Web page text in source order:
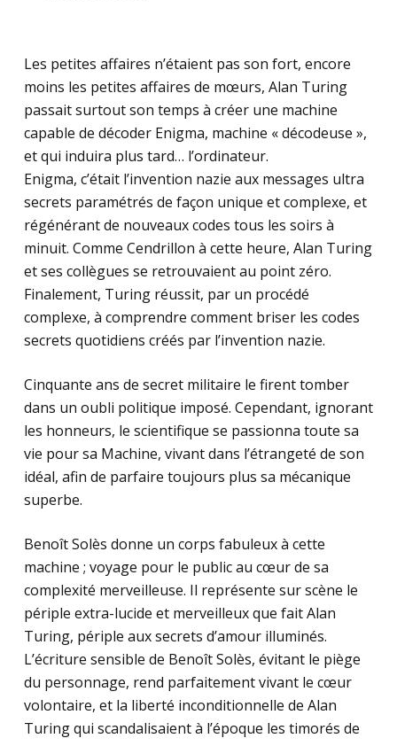
Les petites affaires n’étaient pas son fort, encore
moins les petites affaires de mœurs, Alan Turing
passait surtout son temps à créer une machine
capable de décoder Enigma, machine « décodeuse »,
et qui induira plus tard… l’ordinateur.
Enigma, c’était l’invention nazie aux messages ultra
secrets paramétrés de façon unique et complexe, et
régénérant de nouveaux codes tous les soirs à
minuit. Comme Cendrillon à cette heure, Alan Turing
et ses collègues se retrouvaient au point zéro.
Finalement, Turing réussit, par un procédé
complexe, à comprendre comment briser les codes
secrets quotidiens créés par l’invention nazie.
Cinquante ans de secret militaire le firent tomber
dans un oubli politique imposé. Cependant, ignorant
les honneurs, le scientifique se passionna toute sa
vie pour sa Machine, vivant dans l’étrangeté de son
idéal, afin de parfaire toujours plus sa mécanique
superbe.
Benoît Solès donne un corps fabuleux à cette
machine ; voyage pour le public au cœur de sa
complexité merveilleuse. Il représente sur scène le
périple extra-lucide et merveilleux que fait Alan
Turing, périple aux secrets d’amour illuminés.
L’écriture sensible de Benoît Solès, évitant le piège
du personnage, rend parfaitement vivant le cœur
volontaire, et la liberté inconditionnelle de Alan
Turing qui scandalisaient à l’époque les timorés de